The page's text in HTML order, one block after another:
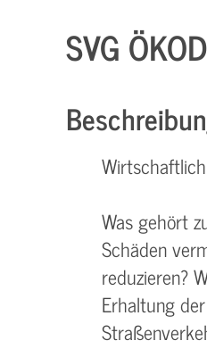
SVG
Was gehört
Schäden
reduzieren?
Erhaltung